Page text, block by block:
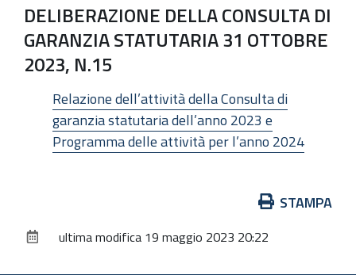
DELIBERAZIONE DELLA CONSULTA DI
GARANZIA STATUTARIA 31 OTTOBRE
2023, N.15
Relazione dell’attività della Consulta di
garanzia statutaria dell’anno 2023 e
Programma delle attività per l’anno 2024
documento
STAMPA
ultima modifica 19 maggio 2023 20:22